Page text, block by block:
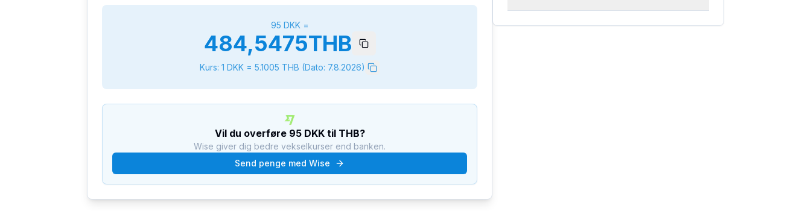
95 DKK=
484,5475THB
Kurs: 1 DKK = 5.1005 THB (Dato: 7.8.2026)
Vil du overføre 95 DKKtil THB?
Wise giver dig bedre vekselkurser end banken.
Send penge med Wise